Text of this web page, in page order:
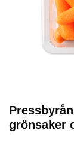
grönsaker